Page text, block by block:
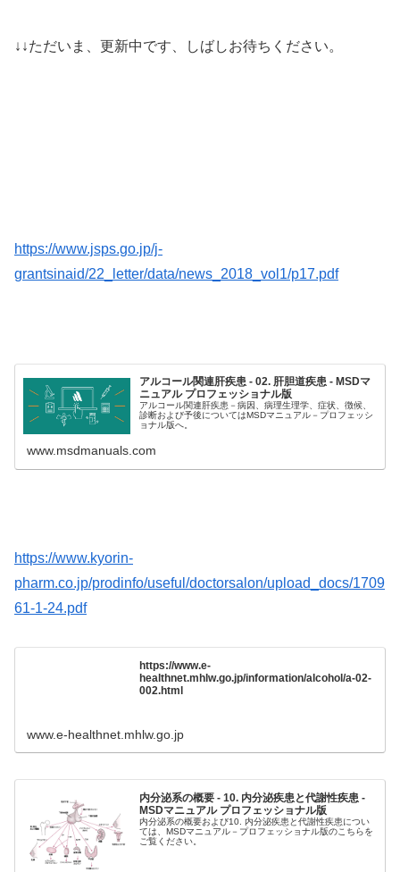
↓↓ただいま、更新中です、しばしお待ちください。
https://www.jsps.go.jp/j-
grantsinaid/22_letter/data/news_2018_vol1/p17.pdf
アルコール関連肝疾患 - 02. 肝胆道疾患 - MSDマ
ニュアル プロフェッショナル版
アルコール関連肝疾患－病因、病理生理学、症状、徴候、
診断および予後についてはMSDマニュアル－プロフェッシ
ョナル版へ。
www.msdmanuals.com
https://www.kyorin-
pharm.co.jp/prodinfo/useful/doctorsalon/upload_docs/1709
61-1-24.pdf
https://www.e-
healthnet.mhlw.go.jp/information/alcohol/a-02-
002.html
www.e-healthnet.mhlw.go.jp
内分泌系の概要 - 10. 内分泌疾患と代謝性疾患 -
MSDマニュアル プロフェッショナル版
内分泌系の概要および10. 内分泌疾患と代謝性疾患につい
ては、MSDマニュアル－プロフェッショナル版のこちらを
ご覧ください。